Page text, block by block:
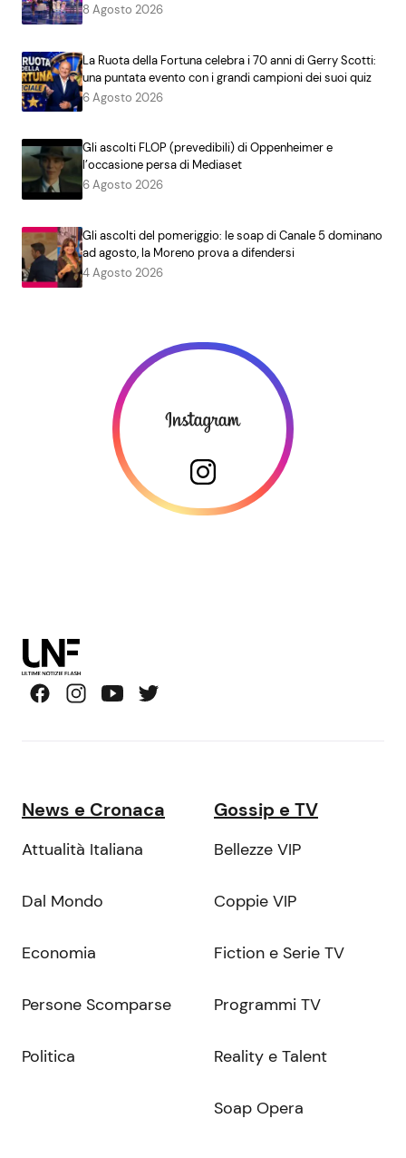
8 Agosto 2026
La Ruota della Fortuna celebra i 70 anni di Gerry Scotti:
una puntata evento con i grandi campioni dei suoi quiz
6 Agosto 2026
Gli ascolti FLOP (prevedibili) di Oppenheimer e
l’occasione persa di Mediaset
6 Agosto 2026
Gli ascolti del pomeriggio: le soap di Canale 5 dominano
ad agosto, la Moreno prova a difendersi
4 Agosto 2026
News e Cronaca
Attualità Italiana
Dal Mondo
Economia
Persone Scomparse
Politica
Gossip e TV
Bellezze VIP
Coppie VIP
Fiction e Serie TV
Programmi TV
Reality e Talent
Soap Opera